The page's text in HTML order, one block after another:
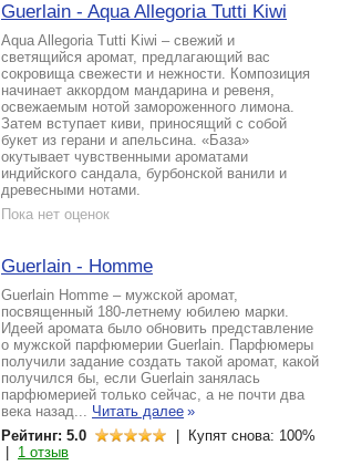
Guerlain - Aqua Allegoria Tutti Kiwi
Aqua Allegoria Tutti Kiwi – свежий и
светящийся аромат, предлагающий вас
сокровища свежести и нежности. Композиция
начинает аккордом мандарина и ревеня,
освежаемым нотой замороженного лимона.
Затем вступает киви, приносящий с собой
букет из герани и апельсина. «База»
окутывает чувственными ароматами
индийского сандала, бурбонской ванили и
древесными нотами.
Пока нет оценок
Guerlain - Homme
Guerlain Homme – мужской аромат,
посвященный 180-летнему юбилею марки.
Идеей аромата было обновить представление
о мужской парфюмерии Guerlain. Парфюмеры
получили задание создать такой аромат, какой
получился бы, если Guerlain занялась
парфюмерией только сейчас, а не почти два
века назад... Читать далее »
Рейтинг: 5.0
| Купят снова: 100%
1 отзыв